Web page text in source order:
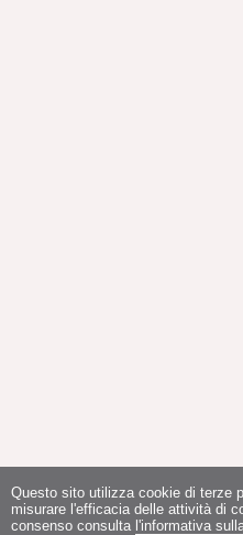
Questo sito utilizza cookie di terze
misurare l'efficacia delle attività di
consenso consulta l'informativa